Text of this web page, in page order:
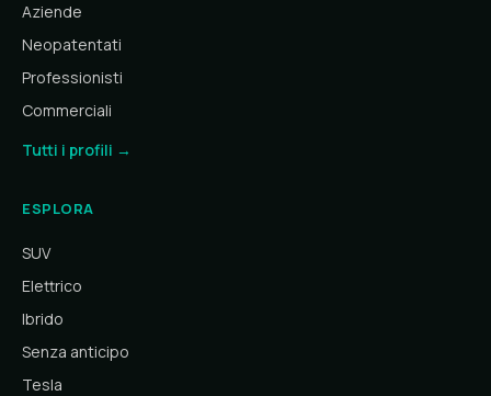
Aziende
Neopatentati
Professionisti
Commerciali
Tutti i profili →
ESPLORA
SUV
Elettrico
Ibrido
Senza anticipo
Tesla